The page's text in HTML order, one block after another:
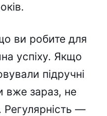
ви робите для
успіху. Якщо
підручні
вже зараз, не
Регулярність —